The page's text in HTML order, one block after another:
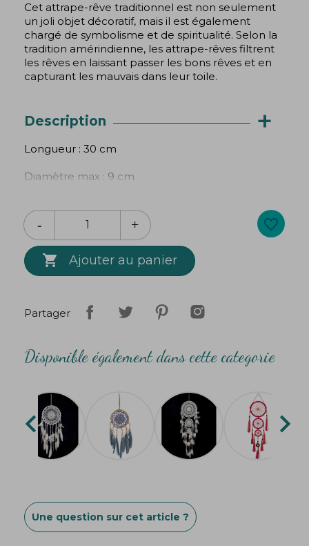
Cet attrape-rêve traditionnel est non seulement
un joli objet décoratif, mais il est également
chargé de symbolisme et de spiritualité. Selon la
tradition amérindienne, les attrape-rêves filtrent
les rêves en laissant passer les bons rêves et en
capturant les mauvais dans leur toile.
Description +
Longueur : 30 cm
Diamètre max : 9 cm
 Ajouter au panier
favorite_border
Partager
Disponible également dans cette categorie
 
Une question sur cet article ?